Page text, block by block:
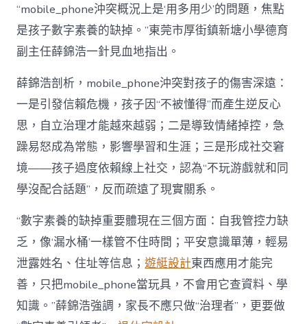
“mobile_phone沖突概況上是‘用多用少’的問題，焦點
是孩子數字素養的缺掉。”東莞市厚街鎮新塘小學德育
副主任薛錦浩一針見血地指出。
薛錦浩剖析，mobile_phone沖突對孩子的傷害深遠：
一是引發信賴危機，孩子因“不被懂得”而產生逆反心
思，自立治理才能越來越弱；二是導致情緒掉控，急
躁易怒成為常態，影響學習和生涯；三是形成社交窘
境——孩子過度依賴線上社交，認為“不玩游戲就和同
學沒配合話題”，反而疏遠了現實關系。
“數字素養的缺掉重要體現在三個方面：自我管控力缺
乏，像‘漏水桶’一樣管不住時間；平安意識單薄，輕易
泄露姓名、住址等信息；遊艇設計東西應用才能完
善，只把mobile_phone當玩具，不會用它查資料、學
知識。”薛錦浩強調，家長不應只做“治理者”，更要做